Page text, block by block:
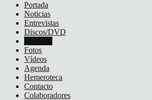
Portada
Noticias
Entrevistas
Discos/DVD
Fotos
Vídeos
Agenda
Hemeroteca
Contacto
Colaboradores